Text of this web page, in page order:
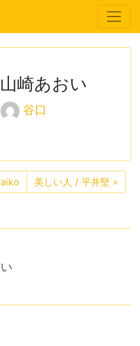
崎あおい
谷口
美しい人 / 平井堅 »